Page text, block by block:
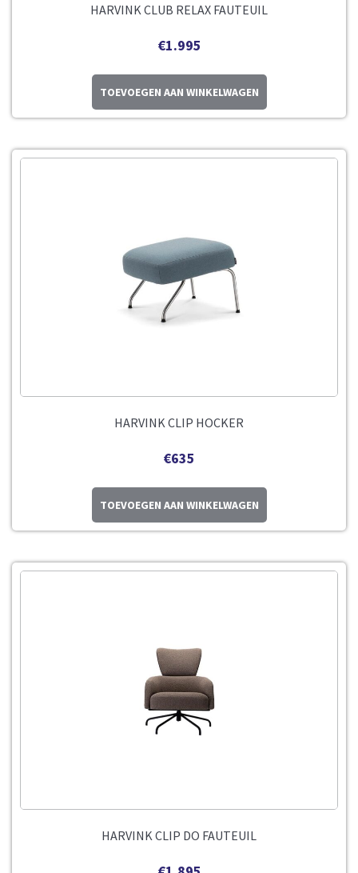
HARVINK CLUB RELAX FAUTEUIL
€1.995
TOEVOEGEN AAN WINKELWAGEN
HARVINK CLIP HOCKER
€635
TOEVOEGEN AAN WINKELWAGEN
HARVINK CLIP DO FAUTEUIL